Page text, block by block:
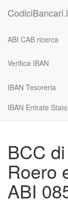
ABI CAB ricerca
Verifica IBAN
IBAN Tesoreria
IBAN Entrate Stato
BCC
Roero
ABI